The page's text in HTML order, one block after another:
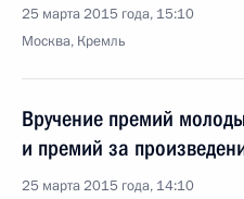
25 марта 2015 года, 15:10
Москва, Кремль
Вручение премий
и премий за
25 марта 2015 года, 14:10